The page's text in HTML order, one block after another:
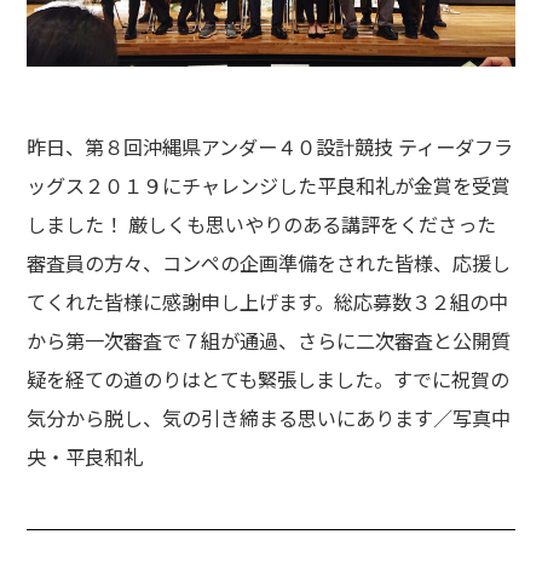
昨日、第８回沖縄県アンダー４０設計競技 ティーダフラ
ッグス２０１９にチャレンジした平良和礼が金賞を受賞
しました！ 厳しくも思いやりのある講評をくださった
審査員の方々、コンペの企画準備をされた皆様、応援し
てくれた皆様に感謝申し上げます。総応募数３２組の中
から第一次審査で７組が通過、さらに二次審査と公開質
疑を経ての道のりはとても緊張しました。すでに祝賀の
気分から脱し、気の引き締まる思いにあります／写真中
央・平良和礼